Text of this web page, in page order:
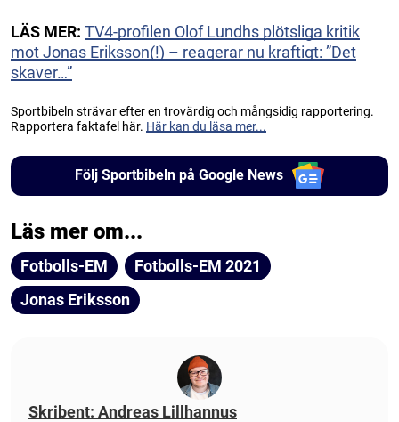
LÄS MER: TV4-profilen Olof Lundhs plötsliga kritik
mot Jonas Eriksson(!) – reagerar nu kraftigt: ”Det
skaver…”
Sportbibeln strävar efter en trovärdig och mångsidig rapportering.
Rapportera faktafel här. Här kan du läsa mer...
Följ Sportbibeln på Google News
Läs mer om...
Fotbolls-EM
Fotbolls-EM 2021
Jonas Eriksson
Skribent: Andreas Lillhannus